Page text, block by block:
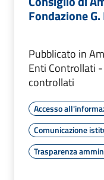
Fondazione
Pubblicato in
Enti Controllati
controllati
Accesso
Comunicazione
Trasparenza